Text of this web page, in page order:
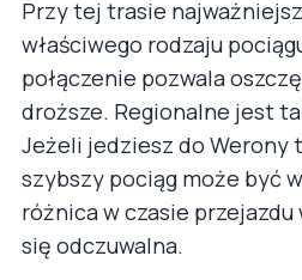
Przy tej trasie
właściwego rodzaju
połączenie pozwala
droższe. Regionalne jest
Jeżeli jedziesz do Werony
szybszy pociąg może być
różnica w czasie
się odczuwalna.